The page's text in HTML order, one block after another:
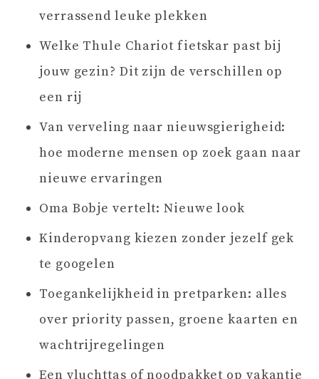
verrassend leuke plekken
Welke Thule Chariot fietskar past bij
jouw gezin? Dit zijn de verschillen op
een rij
Van verveling naar nieuwsgierigheid:
hoe moderne mensen op zoek gaan naar
nieuwe ervaringen
Oma Bobje vertelt: Nieuwe look
Kinderopvang kiezen zonder jezelf gek
te googelen
Toegankelijkheid in pretparken: alles
over priority passen, groene kaarten en
wachtrijregelingen
Een vluchttas of noodpakket op vakantie